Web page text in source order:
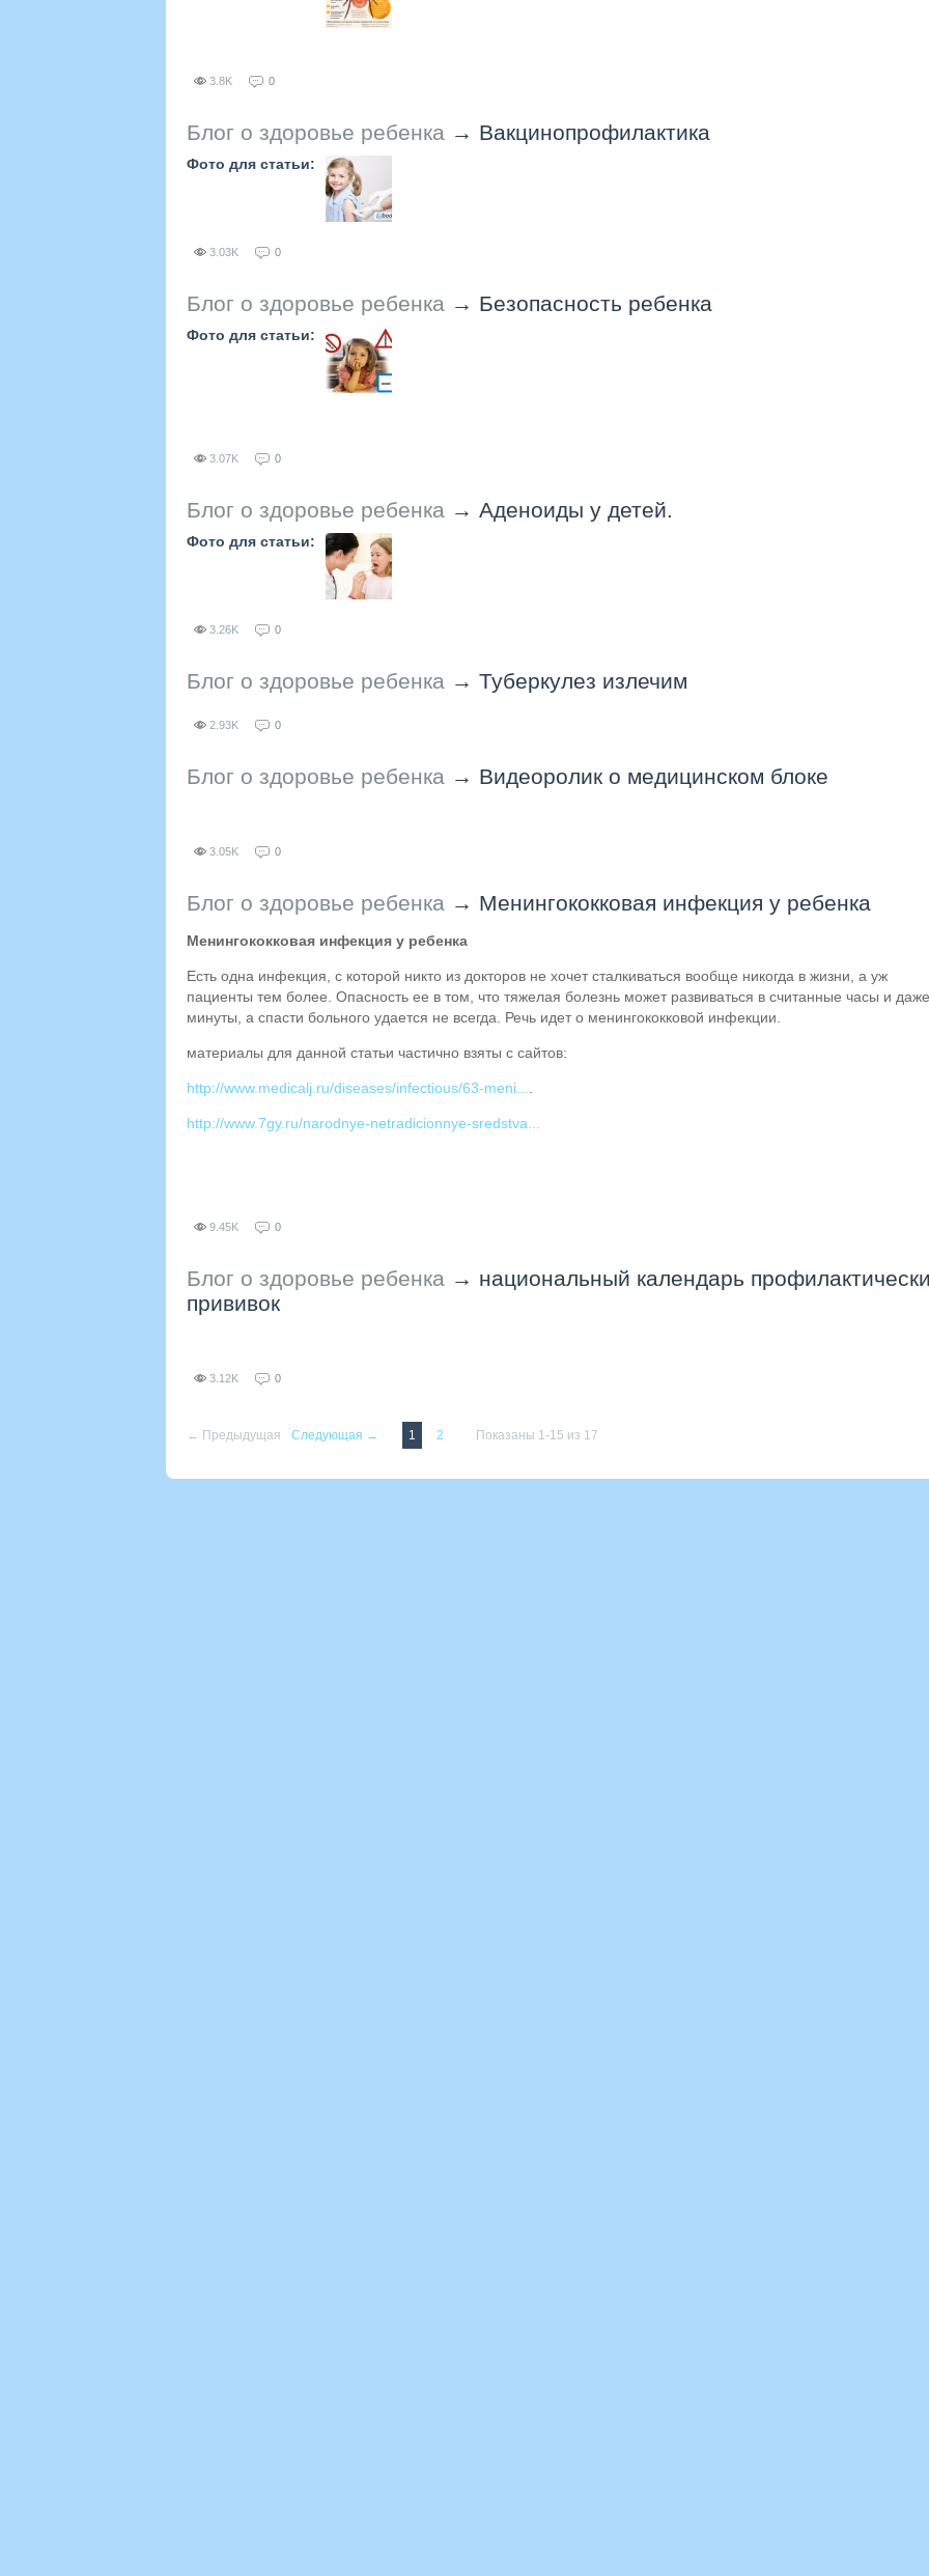
3.8K 0
Блог о здоровье ребенка → Вакцинопрофилактика
Фото для статьи:
3.03K 0
Блог о здоровье ребенка → Безопасность ребенка
Фото для статьи:
3.07K 0
Блог о здоровье ребенка → Аденоиды у детей.
Фото для статьи:
3.26K 0
Блог о здоровье ребенка → Туберкулез излечим
2.93K 0
Блог о здоровье ребенка → Видеоролик о медицинском блоке
3.05K 0
Блог о здоровье ребенка → Менингококковая инфекция у ребенка
Менингококковая инфекция у ребенка
Есть одна инфекция, с которой никто из докторов не хочет сталкиваться вообще никогда в жизни, а уж
пациенты тем более. Опасность ее в том, что тяжелая болезнь может развиваться в считанные часы и даже
минуты, а спасти больного удается не всегда. Речь идет о менингококковой инфекции.
материалы для данной статьи частично взяты с сайтов:
http://www.medicalj.ru/diseases/infectious/63-meni...
http://www.7gy.ru/narodnye-netradicionnye-sredstva...
9.45K 0
Блог о здоровье ребенка → национальный календарь
прививок
3.12K 0
← Предыдущая Следующая → 1 2 Показаны 1-15 из 17